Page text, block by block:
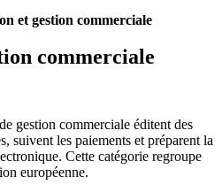
et gestion commerciale
commerciale
gestion commerciale éditent des
suivent les paiements et préparent la
Cette catégorie regroupe
européenne.